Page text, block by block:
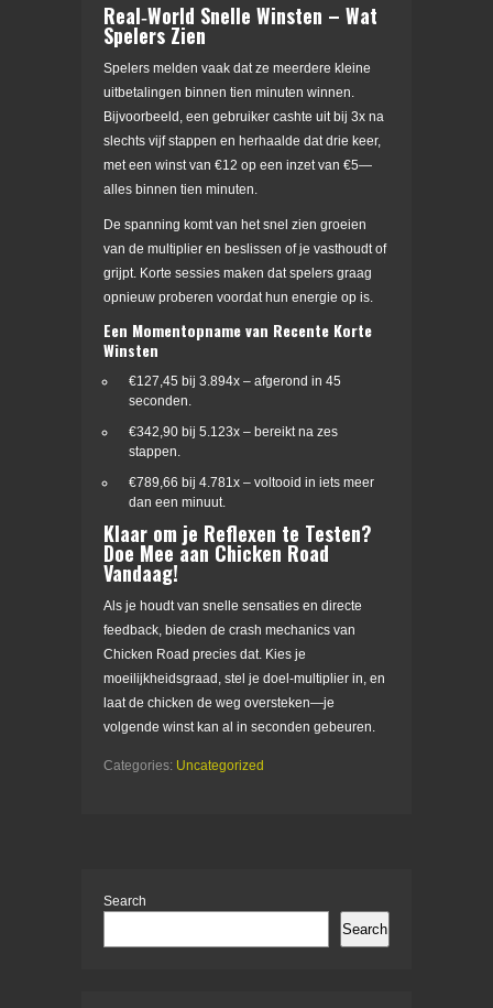
Real‑World Snelle Winsten – Wat
Spelers Zien
Spelers melden vaak dat ze meerdere kleine
uitbetalingen binnen tien minuten winnen.
Bijvoorbeeld, een gebruiker cashte uit bij 3x na
slechts vijf stappen en herhaalde dat drie keer,
met een winst van €12 op een inzet van €5—
alles binnen tien minuten.
De spanning komt van het snel zien groeien
van de multiplier en beslissen of je vasthoudt of
grijpt. Korte sessies maken dat spelers graag
opnieuw proberen voordat hun energie op is.
Een Momentopname van Recente Korte
Winsten
€127,45 bij 3.894x – afgerond in 45
seconden.
€342,90 bij 5.123x – bereikt na zes
stappen.
€789,66 bij 4.781x – voltooid in iets meer
dan een minuut.
Klaar om je Reflexen te Testen?
Doe Mee aan Chicken Road
Vandaag!
Als je houdt van snelle sensaties en directe
feedback, bieden de crash mechanics van
Chicken Road precies dat. Kies je
moeilijkheidsgraad, stel je doel‑multiplier in, en
laat de chicken de weg oversteken—je
volgende winst kan al in seconden gebeuren.
Categories: Uncategorized
Search
Search